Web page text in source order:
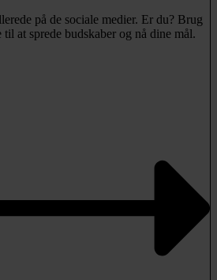
på de sociale medier. Er du? Brug
at sprede budskaber og nå dine mål.